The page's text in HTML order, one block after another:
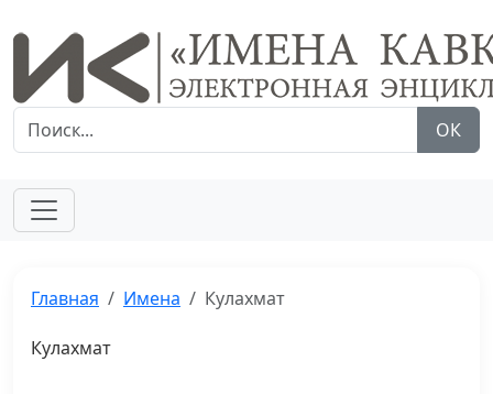
ОК
Главная Имена Кулахмат
Кулахмат